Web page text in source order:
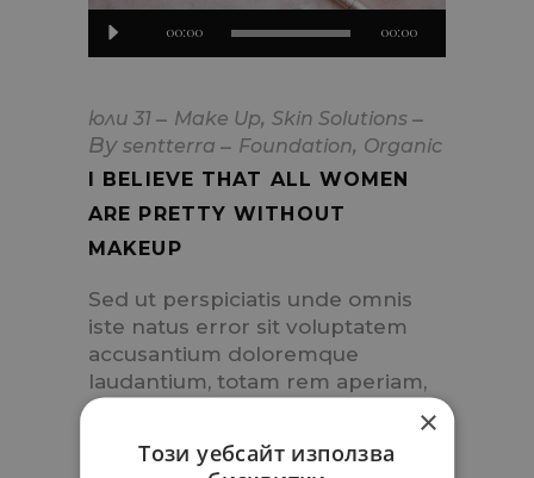
Аудио 00:00 00:00
юли 31 Make Up, Skin Solutions
By sentterra Foundation, Organic
I BELIEVE THAT ALL WOMEN
ARE PRETTY WITHOUT
MAKEUP
Sed ut perspiciatis unde omnis
iste natus error sit voluptatem
accusantium doloremque
laudantium, totam rem aperiam,
eaque ipsa quae ab illo inventore
beatae vitae dicta sunt explicabo.
×
Този уебсайт използва